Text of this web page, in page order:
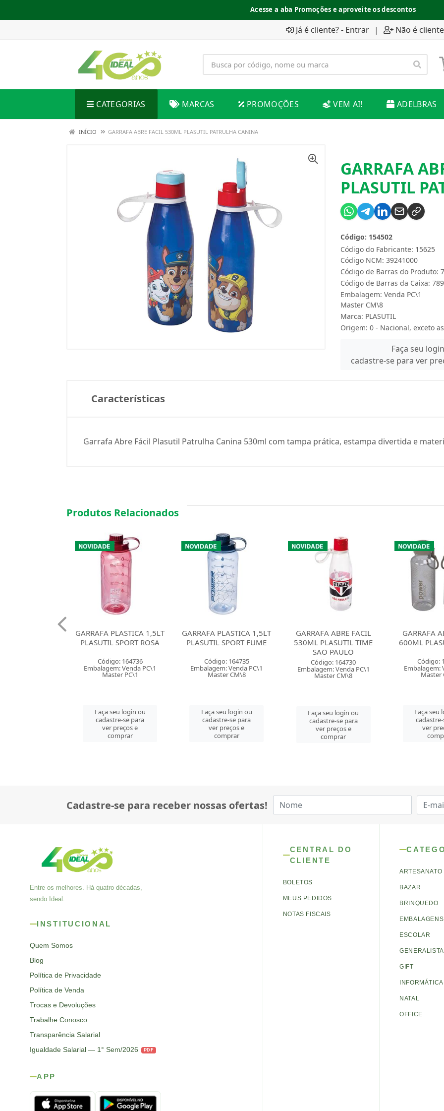
Acesse a aba Promoções e aproveite os descontos
Já é cliente? - Entrar | Não é
CATEGORIAS MARCAS PROMOÇÕES VEM AI! ADELBRAS
INÍCIO GARRAFA ABRE FACIL 530ML PLASUTIL PATRULHA CANINA
GARRAFA
PLASUTIL
Código do Fabricante: 15625
Código: 154502
Código NCM: 39241000
Código de Barras do Produto:
Código de Barras da Caixa:
Embalagem: Venda PC\1
Master CM\8
Marca: PLASUTIL
Origem: 0 - Nacional, exceto
Faça seu
cadastre-se para ver
Características
Garrafa Abre Fácil Plasutil Patrulha Canina 530ml com tampa prática, estampa divertida e
Produtos Relacionados
GARRAFA PLASTICA 1,5LT
PLASUTIL SPORT FUME
Código: 164735
Embalagem: Venda PC\1
Master CM\8
Faça seu login ou
cadastre-se para
ver preços e
comprar
GARRAFA ABRE FACIL
530ML PLASUTIL TIME
Código: 164730
Embalagem: Venda PC\1
Master CM\8
Faça seu login ou
cadastre-se para
ver preços e
comprar
GARRAFA ABRE FACIL
600ML PLASUTIL FUME
Código: 164727
Embalagem: Venda PC\1
Master CM\8
Faça seu login ou
cadastre-se para
ver preços e
comprar
GARRAFA
600ML
Código:
Embalagem:
Master
Faça seu
ver
Cadastre-se para receber nossas ofertas!
Entre os melhores. Há quatro décadas,
sendo Ideal.
INSTITUCIONAL
Quem Somos
Blog
Política de Privacidade
Política de Venda
Trocas e Devoluções
Trabalhe Conosco
Transparência Salarial
Igualdade Salarial — 1° Sem/2026
PDF
APP
CENTRAL DO
CLIENTE
BOLETOS
MEUS PEDIDOS
NOTAS FISCAIS
ARTESANATO
BAZAR
BRINQUEDO
ESCOLAR
GENERALISTA
GIFT
INFORMÁTICA
NATAL
OFFICE